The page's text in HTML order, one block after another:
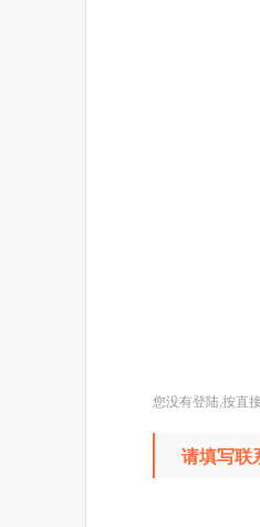
您没有登陆,按直
请填写联